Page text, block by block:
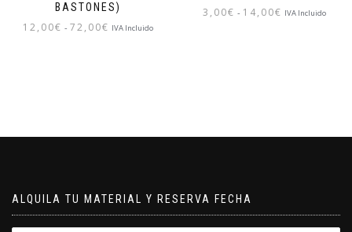
BASTONES)
12,00€ - 72,00€ Rango
IVA Incluido
3,00€ - 14,00€ Rango
IVA Incluido
ALQUILA TU MATERIAL Y RESERVA FECHA